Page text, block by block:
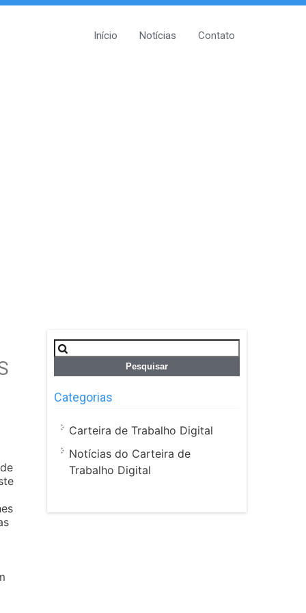
Início Notícias Contato
Pesquisar
por:
Categorias
Carteira de Trabalho Digital
Notícias do Carteira de
Trabalho Digital